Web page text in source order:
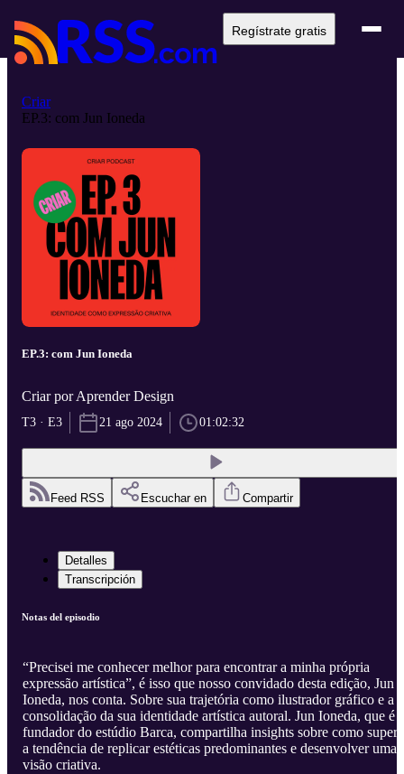
Regístrate gratis
Criar
EP.3: com Jun Ioneda
EP.3: com Jun Ioneda
Criar por Aprender Design
T3 · E3 21 ago 2024 01:02:32
Feed RSS Escuchar en Compartir
Detalles
Transcripción
Notas del episodio
“Precisei me conhecer melhor para encontrar a minha própria
expressão artística”, é isso que nosso convidado desta edição, Jun
Ioneda, nos conta. Sobre sua trajetória como ilustrador gráfico e a
consolidação da sua identidade artística autoral. Jun Ioneda, que é
fundador do estúdio Barca, compartilha insights sobre como
a tendência de replicar estéticas predominantes e desenvolver uma
visão criativa.